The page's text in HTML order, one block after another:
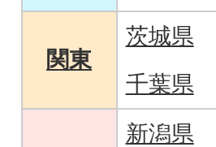
関東
茨城県
千葉県
新潟県